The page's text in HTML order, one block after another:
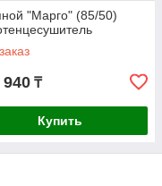
"Марго" (85/50)
940 ₸
Купить